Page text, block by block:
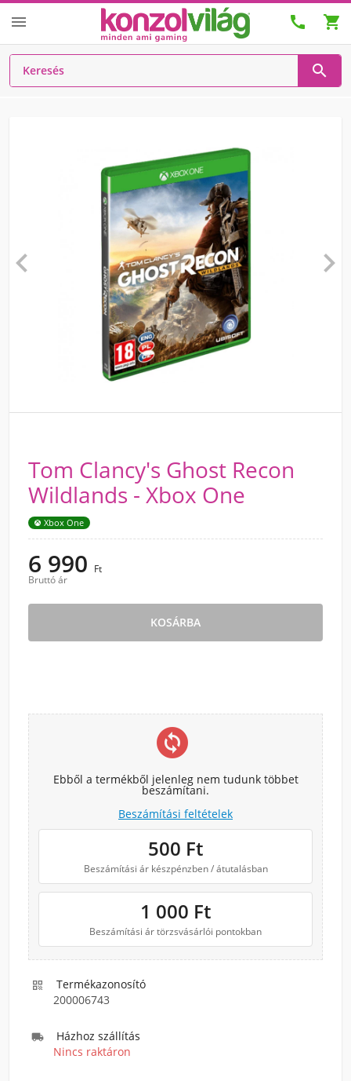
  

 
Tom Clancy's Ghost Recon
Wildlands - Xbox One
Xbox One
6 990 Ft
Bruttó ár
KOSÁRBA
change_circle
Ebből a termékből jelenleg nem tudunk többet
beszámítani.
Beszámítási feltételek
500 Ft
Beszámítási ár készpénzben / átutalásban
1 000 Ft
Beszámítási ár törzsvásárlói pontokban

Termékazonosító
200006743

Házhoz szállítás
Nincs raktáron